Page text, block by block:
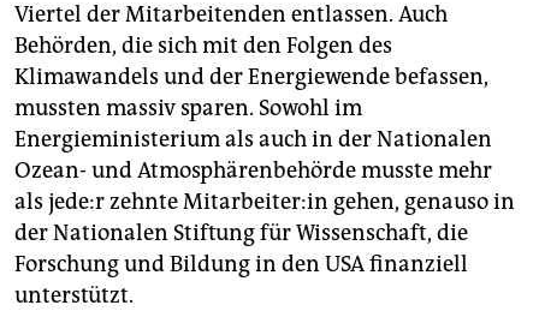
Viertel der Mitarbeitenden entlassen. Auch
Behörden, die sich mit den Folgen des
Klimawandels und der Energiewende befassen,
mussten massiv sparen. Sowohl im
Energieministerium als auch in der Nationalen
Ozean- und Atmosphären­behörde musste mehr
als je­de:r zehnte Mit­ar­bei­te­r:in gehen, genauso in
der Nationalen Stiftung für Wissenschaft, die
Forschung und Bildung in den USA finanziell
unterstützt.